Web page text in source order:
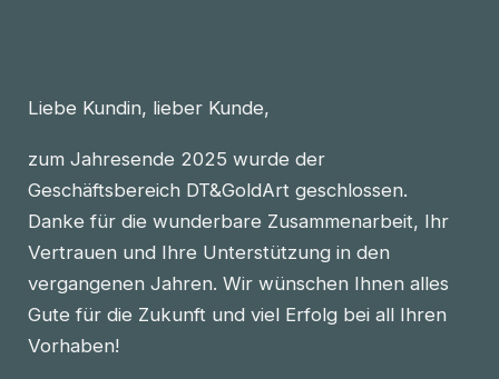
Liebe Kundin, lieber Kunde,
zum Jahresende 2025 wurde der
Geschäftsbereich DT&GoldArt geschlossen.
Danke für die wunderbare Zusammenarbeit, Ihr
Vertrauen und Ihre Unterstützung in den
vergangenen Jahren. Wir wünschen Ihnen alles
Gute für die Zukunft und viel Erfolg bei all Ihren
Vorhaben!